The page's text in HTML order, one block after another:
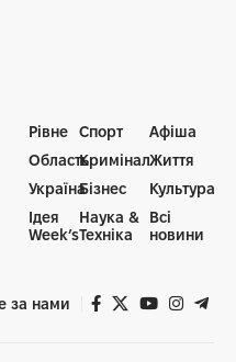
Рівне
Область
Україна
Ідея
Week’s
Спорт
Кримінал
Бізнес
Наука &
Техніка
Афіша
Життя
Культура
Всі
новини
за нами